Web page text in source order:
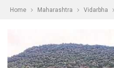
Home Maharashtra Vidarbha